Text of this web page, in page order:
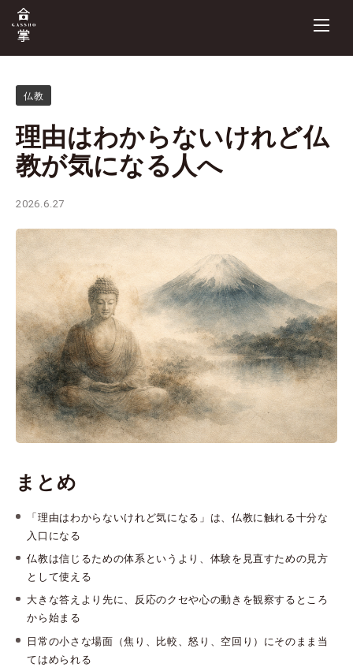
仏教
理由はわからないけれど仏
教が気になる人へ
2026.6.27
まとめ
「理由はわからないけれど気になる」は、仏教に触れる十分な
入口になる
仏教は信じるための体系というより、体験を見直すための見方
として使える
大きな答えより先に、反応のクセや心の動きを観察するところ
から始まる
日常の小さな場面（焦り、比較、怒り、空回り）にそのまま当
てはめられる